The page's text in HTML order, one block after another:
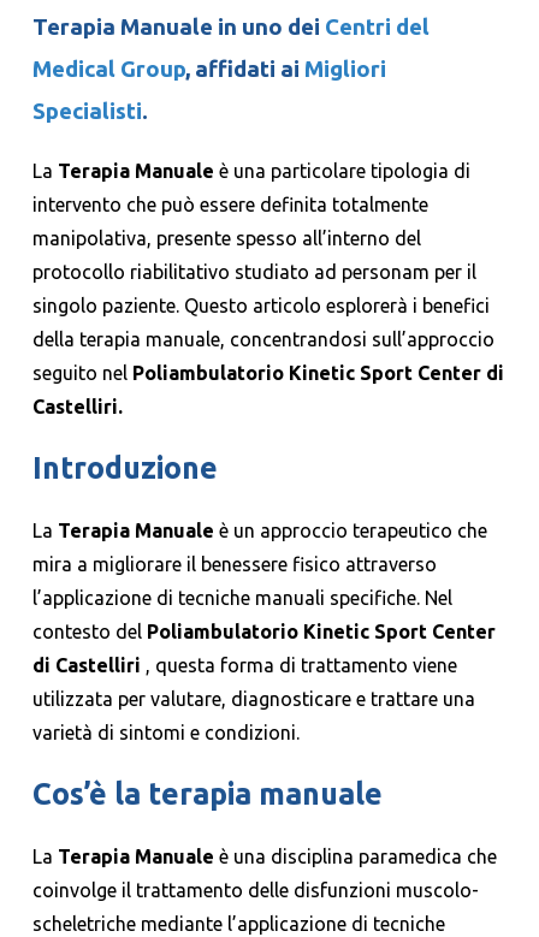
Terapia Manuale in uno dei Centri del
Medical Group, affidati ai Migliori
Specialisti.
La Terapia Manualeè una particolare tipologia di
intervento che può essere definita totalmente
manipolativa, presente spesso all’interno del
protocollo riabilitativo studiato ad personam per il
singolo paziente. Questo articolo esplorerà i benefici
della terapia manuale, concentrandosi sull’approccio
seguito nel Poliambulatorio Kinetic Sport Center di
Castelliri.
Introduzione
La Terapia Manualeè un approccio terapeutico che
mira a migliorare il benessere fisico attraverso
l’applicazione di tecniche manuali specifiche. Nel
contesto del Poliambulatorio Kinetic Sport Center
di Castelliri , questa forma di trattamento viene
utilizzata per valutare, diagnosticare e trattare una
varietà di sintomi e condizioni.
Cos’è la terapia manuale
La Terapia Manualeè una disciplina paramedica che
coinvolge il trattamento delle disfunzioni muscolo-
scheletriche mediante l’applicazione di tecniche